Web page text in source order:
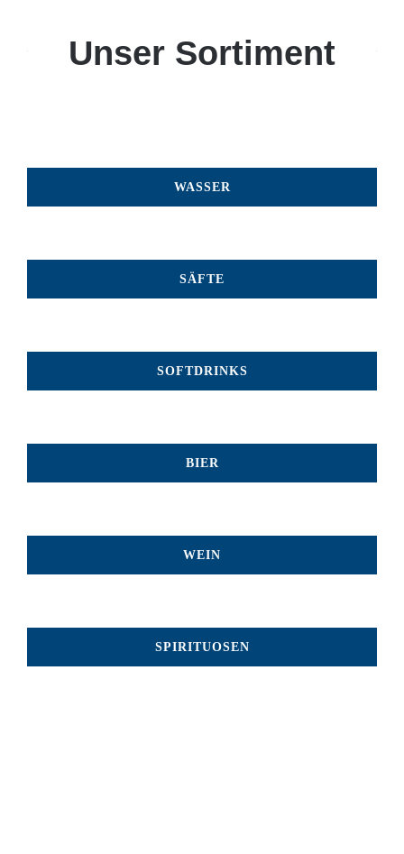
Unser Sortiment
WASSER
SÄFTE
SOFTDRINKS
BIER
WEIN
SPIRITUOSEN